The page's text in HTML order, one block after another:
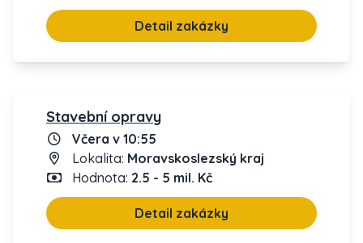
Detail zakázky
Stavební opravy
Včera v 10:55
Lokalita: Moravskoslezský kraj
Hodnota: 2.5 - 5 mil. Kč
Detail zakázky